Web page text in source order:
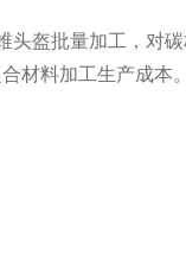
盔批量加工，对
材料加工生产成本。